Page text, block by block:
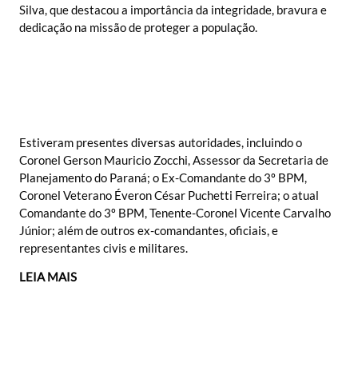
Silva, que destacou a importância da integridade, bravura e
dedicação na missão de proteger a população.
Estiveram presentes diversas autoridades, incluindo o
Coronel Gerson Mauricio Zocchi, Assessor da Secretaria de
Planejamento do Paraná; o Ex-Comandante do 3º BPM,
Coronel Veterano Éveron César Puchetti Ferreira; o atual
Comandante do 3º BPM, Tenente-Coronel Vicente Carvalho
Júnior; além de outros ex-comandantes, oficiais, e
representantes civis e militares.
LEIA MAIS